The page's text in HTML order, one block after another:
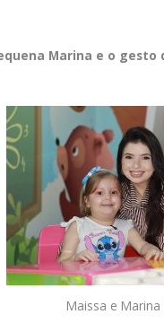
Marina e o gesto
Maissa e